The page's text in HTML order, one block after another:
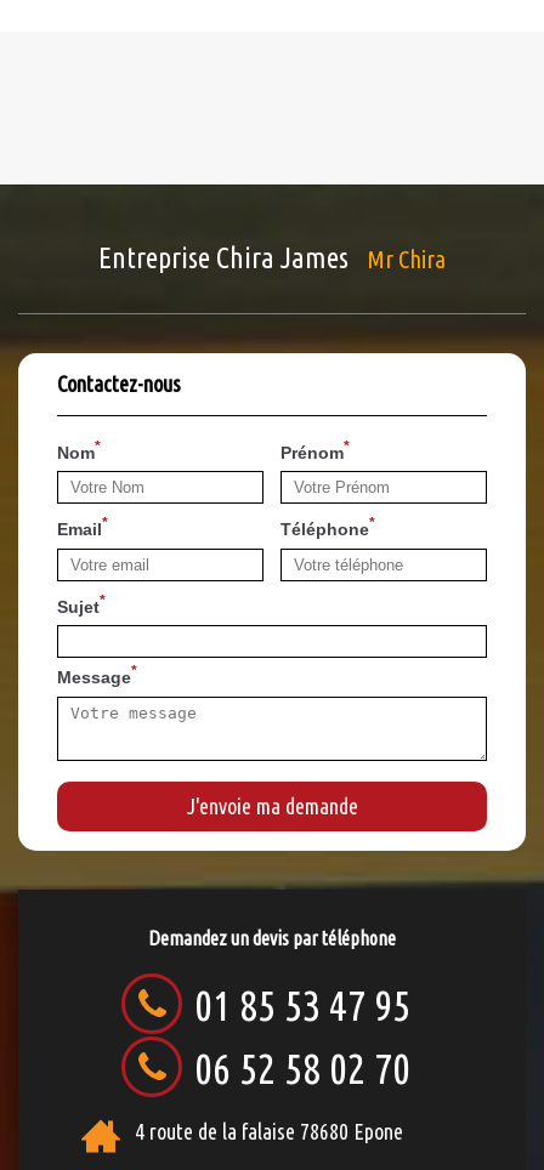
Entreprise Chira James Mr Chira
Contactez-nous
Nom* Prénom*
Email* Téléphone*
Sujet*
Message*
Demandez un devis par téléphone
01 85 53 47 95
06 52 58 02 70
4 route de la falaise 78680 Epone